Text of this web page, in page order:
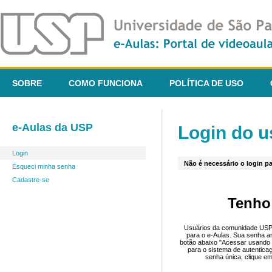
SOBRE COMO FUNCIONA POLÍTICA DE USO
e-Aulas da USP
Login
Esqueci minha senha
Cadastre-se
Login do
Não é necessário o login
Usuários da comunidade
para o e-Aulas. Sua senha
botão abaixo "Acessar
para o sistema de
senha única, clique